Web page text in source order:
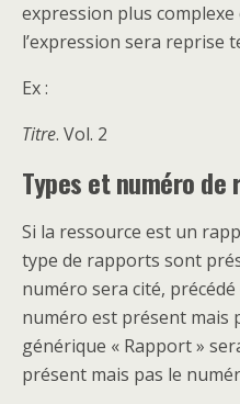
expression plus complexe
l’expression sera reprise
Ex :
Titre. Vol. 2
Types et numéro de
Si la ressource est un
type de rapports sont
numéro sera cité, précédé
numéro est présent mais
générique « Rapport »
présent mais pas le